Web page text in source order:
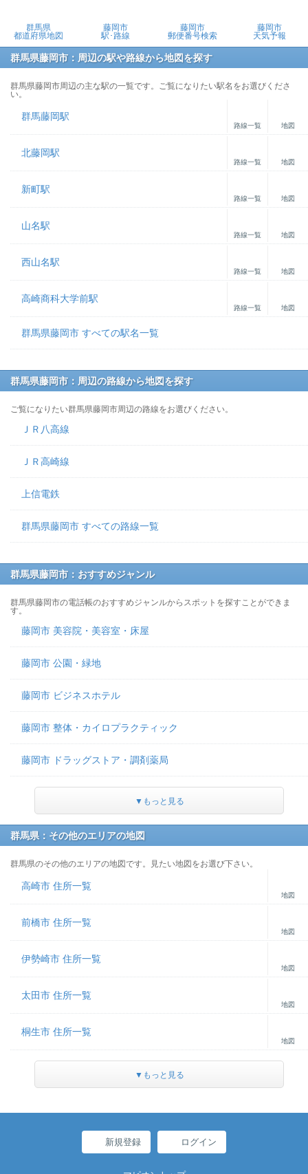
群馬県
都道府県地図
藤岡市
駅･路線
藤岡市
郵便番号検索
藤岡市
天気予報
群馬県藤岡市：周辺の駅や路線から地図を探す
群馬県藤岡市周辺の主な駅の一覧です。ご覧になりたい駅名をお選びくださ
い。
群馬藤岡駅
路線一覧 地図
北藤岡駅
路線一覧 地図
新町駅
路線一覧 地図
山名駅
路線一覧 地図
西山名駅
路線一覧 地図
高崎商科大学前駅
路線一覧 地図
群馬県藤岡市 すべての駅名一覧
群馬県藤岡市：周辺の路線から地図を探す
ご覧になりたい群馬県藤岡市周辺の路線をお選びください。
ＪＲ八高線
ＪＲ高崎線
上信電鉄
群馬県藤岡市 すべての路線一覧
群馬県藤岡市：おすすめジャンル
群馬県藤岡市の電話帳のおすすめジャンルからスポットを探すことができま
す。
藤岡市 美容院・美容室・床屋
藤岡市 公園・緑地
藤岡市 ビジネスホテル
藤岡市 整体・カイロプラクティック
藤岡市 ドラッグストア・調剤薬局
▼もっと見る
群馬県：その他のエリアの地図
群馬県のその他のエリアの地図です。見たい地図をお選び下さい。
高崎市 住所一覧
地図
前橋市 住所一覧
地図
伊勢崎市 住所一覧
地図
太田市 住所一覧
地図
桐生市 住所一覧
地図
▼もっと見る
新規登録 ログイン